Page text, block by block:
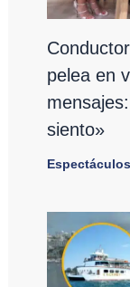
pelea en
siento»
Espectáculos